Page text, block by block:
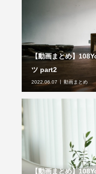
【動画まとめ】
ツ part2
2022.06.07 動画まとめ
【動画まとめ】